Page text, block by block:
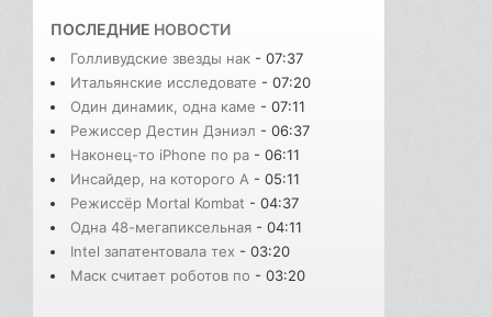
ПОСЛЕДНИЕ НОВОСТИ
Голливудские звезды нак - 07:37
Итальянские исследовате - 07:20
Один динамик, одна каме - 07:11
Режиссер Дестин Дэниэл - 06:37
Наконец-то iPhone по ра - 06:11
Инсайдер, на которого A - 05:11
Режиссёр Mortal Kombat - 04:37
Одна 48-мегапиксельная - 04:11
Intel запатентовала тех - 03:20
Маск считает роботов по - 03:20